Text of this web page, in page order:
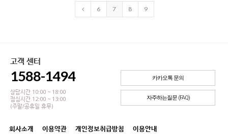
6 7 8 9
고객 센터
1588-1494
상담시간 10:00 ~ 18:00
점심시간 12:00 ~ 13:00
(주말/공휴일 휴무)
카카오톡 문의
자주하는질문 (FAQ)
회사소개 이용약관 개인정보취급방침 이용안내